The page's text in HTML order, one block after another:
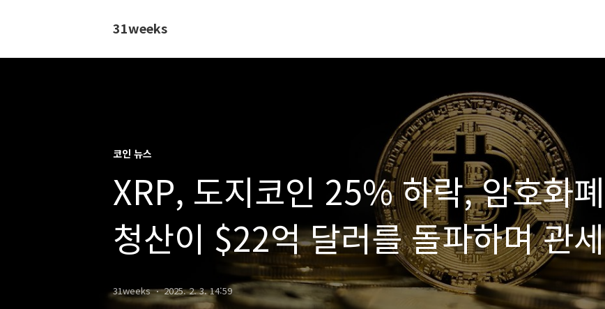
31weeks
코인 뉴스
XRP, 도지코인 25% 하락, 암호화폐
청산이 $22억 달러를 돌파하며 관세
주도 덤프 발생
31weeks 2025. 2. 3. 14:59